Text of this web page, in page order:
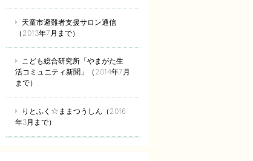
天童市避難者支援サロン通信
（2013年7月まで）
こども総合研究所「やまがた生
活コミュニティ新聞」（2014年7月
まで）
りとふく☆ままつうしん（2016
年3月まで）